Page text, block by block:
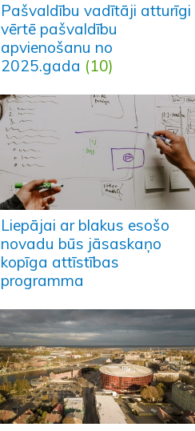
Pašvaldību vadītāji atturīgi
vērtē pašvaldību
apvienošanu no
2025.gada (10)
Liepājai ar blakus esošo
novadu būs jāsaskaņo
kopīga attīstības
programma